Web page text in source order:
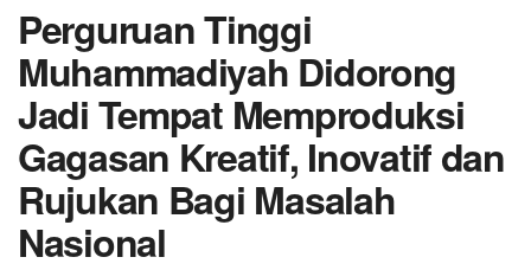
Perguruan Tinggi
Muhammadiyah Didorong
Jadi Tempat Memproduksi
Gagasan Kreatif, Inovatif dan
Rujukan Bagi Masalah
Nasional